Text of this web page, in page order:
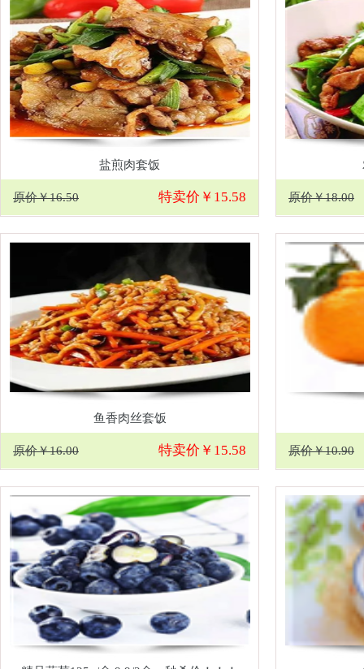
盐煎肉套饭
原价￥16.50 特卖价￥15.58 原价￥18.00
鱼香肉丝套饭
原价￥16.00 特卖价￥15.58 原价￥10.90